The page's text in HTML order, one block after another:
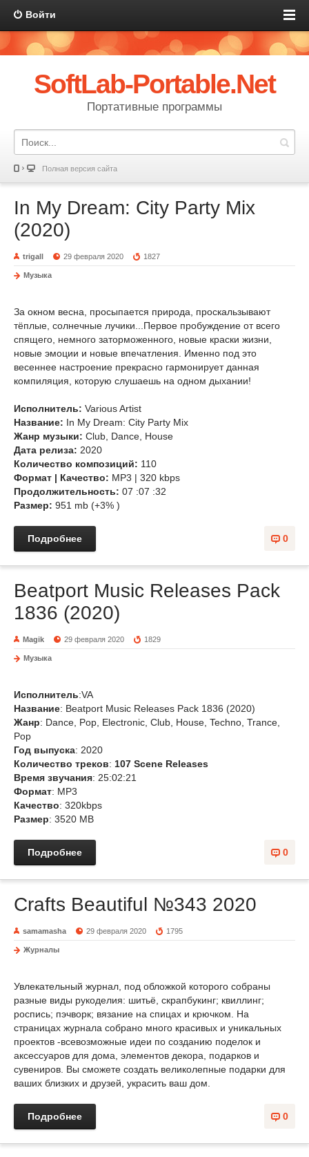
Войти
SoftLab-Portable.Net
Портативные программы
Полная версия сайта
In My Dream: City Party Mix
(2020)
trigall 29 февраля 2020 1827
Музыка
За окном весна, просыпается природа, проскальзывают
тёплые, солнечные лучики...Первое пробуждение от всего
спящего, немного заторможенного, новые краски жизни,
новые эмоции и новые впечатления. Именно под это
весеннее настроение прекрасно гармонирует данная
компиляция, которую слушаешь на одном дыхании!
Исполнитель: Various Artist
Название: In My Dream: City Party Mix
Жанр музыки: Club, Dance, House
Дата релиза: 2020
Количество композиций: 110
Формат | Качество: MP3 | 320 kbps
Продолжительность: 07 :07 :32
Размер: 951 mb (+3% )
0
Подробнее
Beatport Music Releases Pack
1836 (2020)
Magik 29 февраля 2020 1829
Музыка
Исполнитель:VA
Название: Beatport Music Releases Pack 1836 (2020)
Жанр: Dance, Pop, Electronic, Club, House, Techno, Trance,
Pop
Год выпуска: 2020
Количество треков: 107 Scene Releases
Время звучания: 25:02:21
Формат: MP3
Качество: 320kbps
Размер: 3520 MB
0
Подробнее
Crafts Beautiful №343 2020
samamasha 29 февраля 2020 1795
Журналы
Увлекательный журнал, под обложкой которого собраны
разные виды рукоделия: шитьё, скрапбукинг; квиллинг;
роспись; пэчворк; вязание на спицах и крючком. На
страницах журнала собрано много красивых и уникальных
проектов -всевозможные идеи по созданию поделок и
аксессуаров для дома, элементов декора, подарков и
сувениров. Вы сможете создать великолепные подарки для
ваших близких и друзей, украсить ваш дом.
0
Подробнее